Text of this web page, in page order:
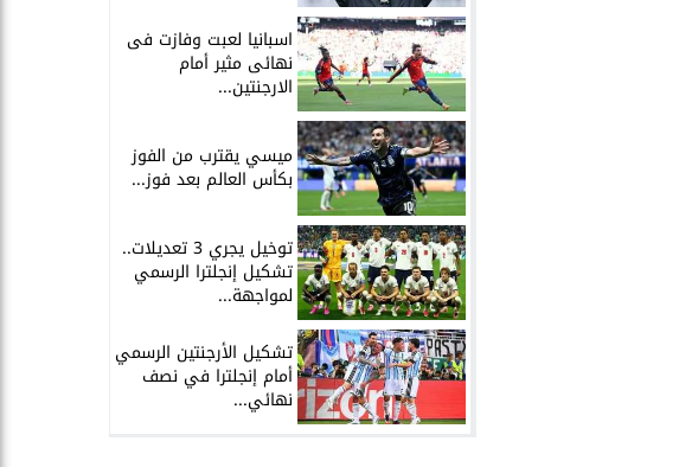
اسبانيا لعبت وفازت فى
نهائى مثير أمام
الارجنتين...
ميسي يقترب من الفوز
بكأس العالم بعد فوز...
توخيل يجري 3 تعديلات..
تشكيل إنجلترا الرسمي
لمواجهة...
تشكيل الأرجنتين الرسمي
أمام إنجلترا في نصف
نهائي...